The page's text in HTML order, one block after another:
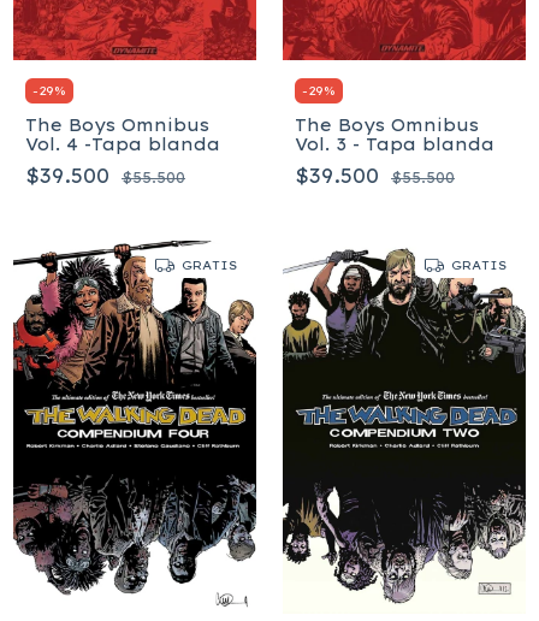
-29%
The Boys Omnibus
Vol. 4 -Tapa blanda
$39.500 $55.500
-29%
The Boys Omnibus
Vol. 3 - Tapa blanda
$39.500 $55.500
GRATIS GRATIS